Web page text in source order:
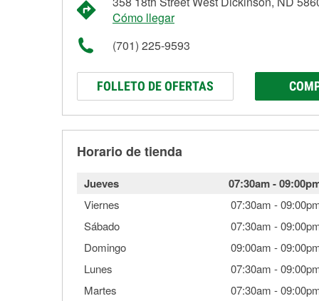
Cómo llegar
(701) 225-9593
FOLLETO DE OFERTAS
Horario de tienda
Jueves 07:30am-
Viernes 07:30am -
Sábado
07:30am -
Domingo
09:00am -
Lunes
07:30am -
Martes
07:30am -